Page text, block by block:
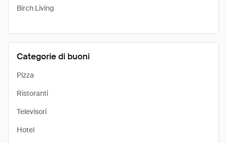
Birch Living
Categorie di buoni
Pizza
Ristoranti
Televisori
Hotel